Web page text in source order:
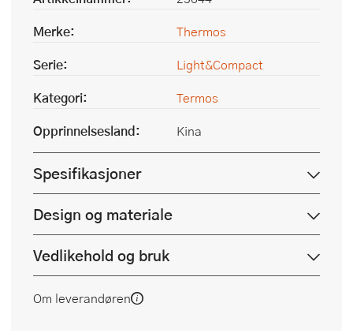
Merke:
Thermos
Serie:
Light&Compact
Kategori:
Termos
Opprinnelsesland:
Kina
Spesifikasjoner
Design og materiale
Vedlikehold og bruk
Om leverandøren